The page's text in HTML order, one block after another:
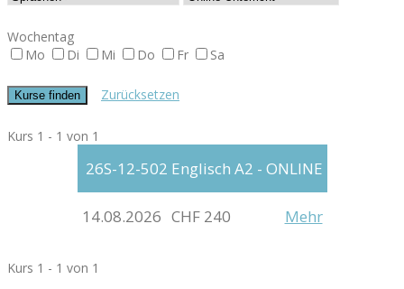
Wochentag
Mo
Di Mi Do Fr Sa
Zurücksetzen
Kurs 1 - 1 von 1
26S-12-502 Englisch A2 - ONLINE
14.08.2026 CHF 240 Mehr
Kurs 1 - 1 von 1